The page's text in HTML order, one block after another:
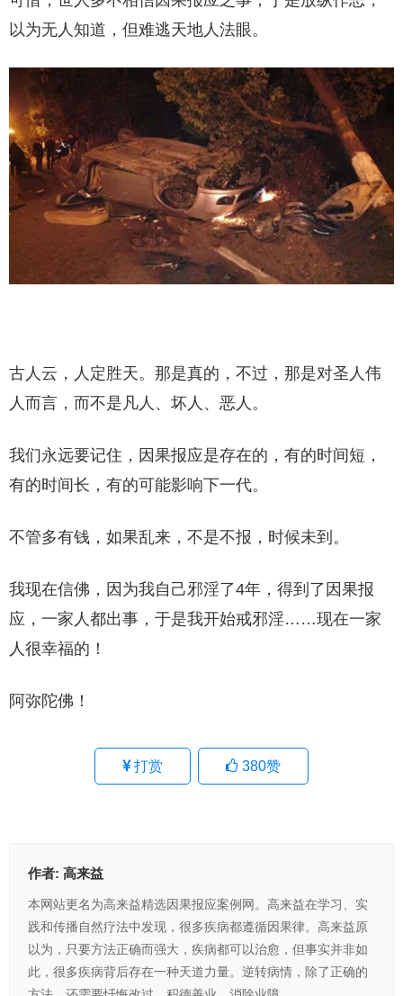
以为无人知道，但难逃天地人法眼。
古人云，人定胜天。那是真的，不过，那是对圣人伟
人而言，而不是凡人、坏人、恶人。
我们永远要记住，因果报应是存在的，有的时间短，
有的时间长，有的可能影响下一代。
不管多有钱，如果乱来，不是不报，时候未到。
我现在信佛，因为我自己邪淫了4年，得到了因果报
应，一家人都出事，于是我开始戒邪淫……现在一家
人很幸福的！
阿弥陀佛！
打赏 380赞
作者: 高来益
本网站更名为高来益精选因果报应案例网。高来益在学习、实
践和传播自然疗法中发现，很多疾病都遵循因果律。高来益原
以为，只要方法正确而强大，疾病都可以治愈，但事实并非如
此，很多疾病背后存在一种天道力量。逆转病情，除了正确的